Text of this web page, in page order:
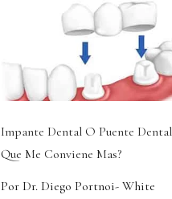
Impante Dental O Puente
Que Me Conviene Mas?
Por Dr. Diego Portnoi- White